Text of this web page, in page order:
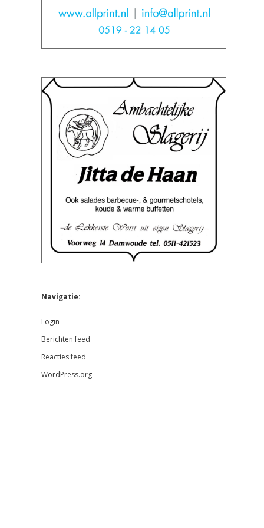
Navigatie:
Login
Berichten feed
Reacties feed
WordPress.org